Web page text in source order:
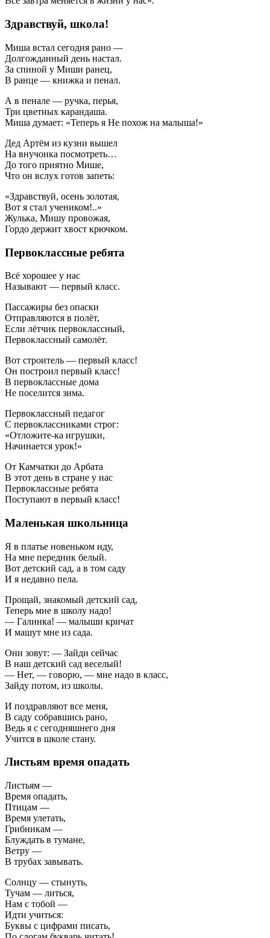
Здравствуй, школа!
Миша встал сегодня рано —
Долгожданный день настал.
За спиной у Миши ранец,
В ранце — книжка и пенал.
А в пенале — ручка, перья,
Три цветных карандаша.
Миша думает: «Теперь я Не похож на малыша!»
Дед Артём из кузни вышел
На внучонка посмотреть…
До того приятно Мише,
Что он вслух готов запеть:
«Здравствуй, осень золотая,
Вот я стал учеником!..»
Жулька, Мишу провожая,
Гордо держит хвост крючком.
Первоклассные ребята
Всё хорошее у нас
Называют — первый класс.
Пассажиры без опаски
Отправляются в полёт,
Если лётчик первоклассный,
Первоклассный самолёт.
Вот строитель — первый класс!
Он построил первый класс!
В первоклассные дома
Не поселится зима.
Первоклассный педагог
С первоклассниками строг:
«Отложите-ка игрушки,
Начинается урок!»
От Камчатки до Арбата
В этот день в стране у нас
Первоклассные ребята
Поступают в первый класс!
Маленькая школьница
Я в платье новеньком иду,
На мне передник белый.
Вот детский сад, а в том саду
И я недавно пела.
Прощай, знакомый детский сад,
Теперь мне в школу надо!
— Галинка! — малыши кричат
И машут мне из сада.
Они зовут: — Зайди сейчас
В наш детский сад веселый!
— Нет, — говорю, — мне надо в класс,
Зайду потом, из школы.
И поздравляют все меня,
В саду собравшись рано,
Ведь я с сегодняшнего дня
Учится в школе стану.
Листьям время опадать
Листьям —
Время опадать,
Птицам —
Время улетать,
Грибникам —
Блуждать в тумане,
Ветру —
В трубах завывать.
Солнцу — стынуть,
Тучам — литься,
Нам с тобой —
Идти учиться:
Буквы с цифрами писать,